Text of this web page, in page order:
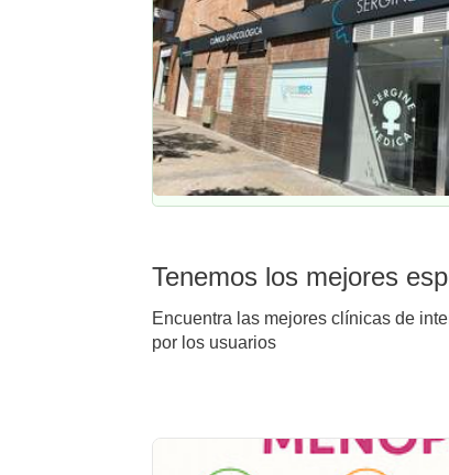
Tenemos los mejores
Encuentra las mejores clínicas de
por los usuarios